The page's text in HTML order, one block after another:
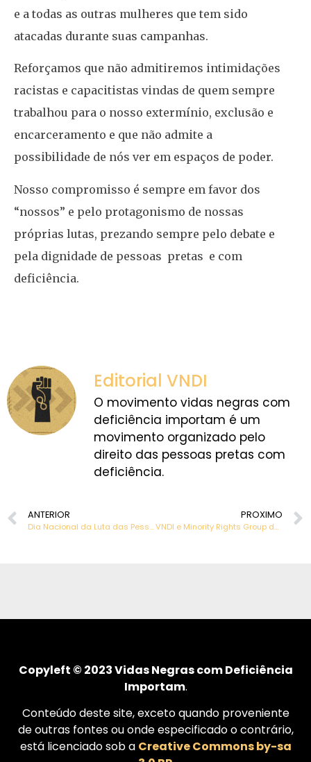
e a todas as outras mulheres que tem sido
atacadas durante suas campanhas.
Reforçamos que não admitiremos intimidações
racistas e capacitistas vindas de quem sempre
trabalhou para o nosso extermínio, exclusão e
encarceramento e que não admite a
possibilidade de nós ver em espaços de poder.
Nosso compromisso é sempre em favor dos
“nossos” e pelo protagonismo de nossas
próprias lutas, prezando sempre pelo debate e
pela dignidade de pessoas pretas e com
deficiência.
Editorial VNDI
O movimento vidas negras com
deficiência importam é um
movimento organizado pelo
direito das pessoas pretas com
deficiência.
ANTERIOR
Dia Nacional da Luta das Pessoas com Deficiência.
PROXIMO
VNDI e Minority Rights Group destacam as relações de opressão entre gênero, deficiência e raça
Copyleft © 2023 Vidas Negras com Deficiência
Importam.
Conteúdo deste site, exceto quando proveniente
de outras fontes ou onde especificado o contrário,
está licenciado sob a Creative Commons by-sa